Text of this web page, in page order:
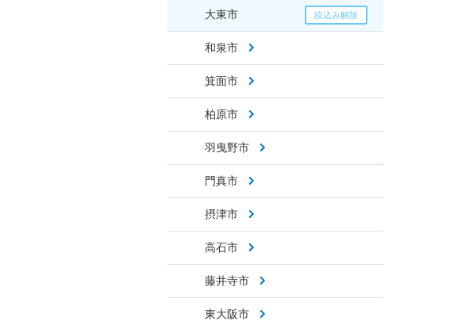
大東市
和泉市
箕面市
柏原市
羽曳野市
門真市
摂津市
高石市
藤井寺市
東大阪市